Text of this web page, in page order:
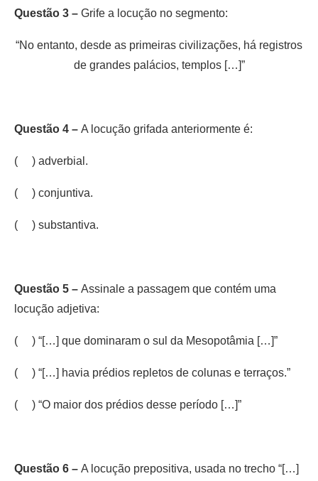
Questão 3 – Grife a locução no segmento:
“No entanto, desde as primeiras civilizações, há registros
de grandes palácios, templos […]”
Questão 4 – A locução grifada anteriormente é:
( ) adverbial.
( ) conjuntiva.
( ) substantiva.
Questão 5 – Assinale a passagem que contém uma
locução adjetiva:
( ) “[…] que dominaram o sul da Mesopotâmia […]”
( ) “[…] havia prédios repletos de colunas e terraços.”
( ) “O maior dos prédios desse período […]”
Questão 6 – A locução prepositiva, usada no trecho “[…]